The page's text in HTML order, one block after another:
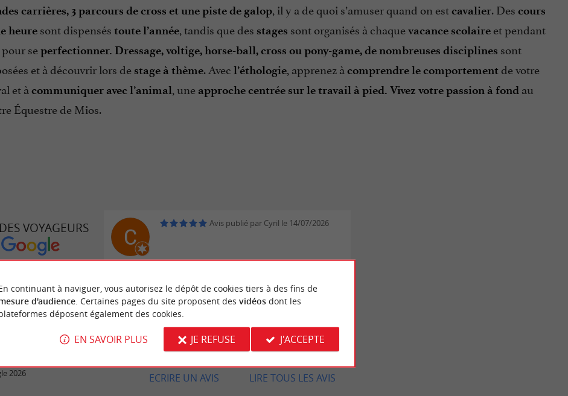
carrières, 3 parcours de cross et une piste de galop, il y a de quoi s’amuser quand on estcavalier. Des cours
heuresont dispensés toute l’année, tandis que des stages sont organisés à chaquevacance scolaireet pendant
seperfectionner. Dressage, voltige, horse-ball, cross ou pony-game, de nombreuses disciplines sont
et à découvrir lors de stage à thème. Avec l’éthologie, apprenez à comprendre le comportement de votre
et à communiquer avec l’animal, une approche centrée sur le travail à pied. Vivez votre passion à fond au
Équestre de Mios.
VOYAGEURS Avis publié par Cyril le 14/07/2026
Avis publié par Ľuboš Oborčok le
24/06/2026
LIRE TOUS LES AVIS
ECRIRE UN AVIS
2026
continuant à naviguer, vous autorisez le dépôt de cookies tiers à des fins de
d'audience. Certaines pages du site proposent des vidéosdont les
déposent également des cookies.
EN SAVOIR PLUS JE REFUSE J'ACCEPTE